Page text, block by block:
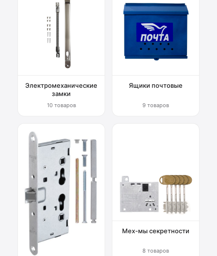
Электромеханические
замки
10 товаров
Ящики почтовые
9 товаров
Мех-мы секретности
8 товаров